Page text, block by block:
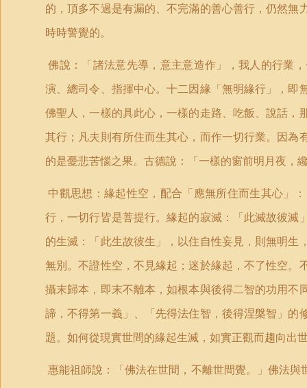
的，頂多不過是有漏的、不完滿的善心善行，仍然
時時警覺的。
佛說：「諸法意先導，意主意造作」，我人的行業
演、總司令、指揮中心。十二因緣「無明緣行」，
佛聖人，一樣的具此心，一樣的走路、吃飯、說話
其行；凡夫則有所住而生其心，而作一切行業。因
的是憂悲苦惱之果。古德說：「一樣的窗前明月夜，
中觀思想：緣起性空，配合「應無所住而生其心」
行，一切行皆是菩提行。緣起的寂滅：「此滅故彼
的生滅：「此生故彼生」，以住自性妄見，則無明
無別。不證性空，不見緣起；迷於緣起，不了性空
攝末歸本，即末不離本，如根本與後得二智的功用
諦，不得第一義」、「先得法住智，後得涅槃智」
題。如何從現實世間的緣起生滅，如實正觀而趨向出
惠能祖師說：「佛法在世間，不離世間覺。」佛法